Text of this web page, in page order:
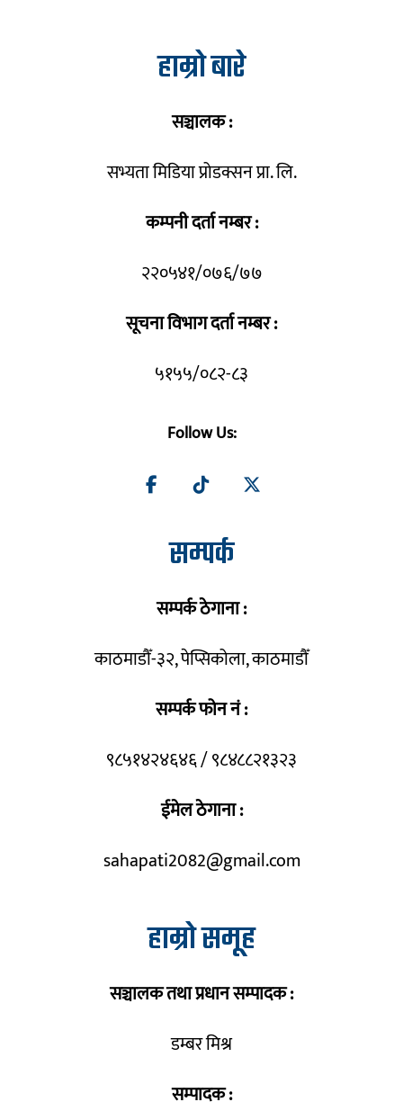
हाम्रो बारे
सञ्चालक :
सभ्यता मिडिया प्रोडक्सन प्रा. लि.
कम्पनी दर्ता नम्बर :
२२०५४१/०७६/७७
सूचना विभाग दर्ता नम्बर :
५१५५/०८२-८३
Follow Us:
सम्पर्क
सम्पर्क ठेगाना :
काठमाडौँ-३२, पेप्सिकोला, काठमाडौँ
सम्पर्क फोन नं :
९८५१४२४६४६ / ९८४८८२१३२३
ईमेल ठेगाना :
sahapati2082@gmail.com
हाम्रो समूह
सञ्चालक तथा प्रधान सम्पादक :
डम्बर मिश्र
सम्पादक :